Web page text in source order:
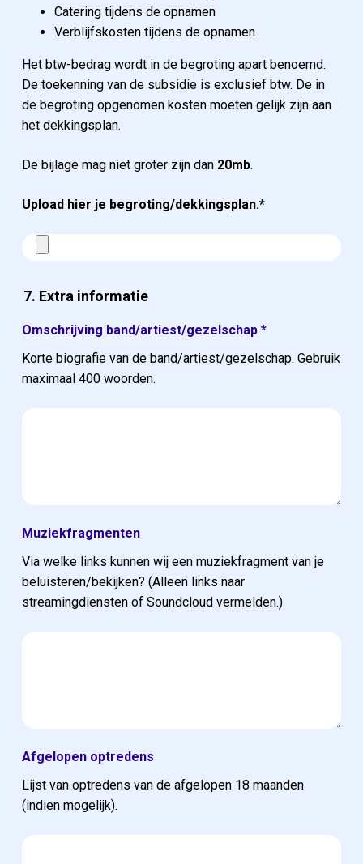
Catering tijdens de opnamen
Verblijfskosten tijdens de opnamen
Het btw-bedrag wordt in de begroting apart benoemd.
De toekenning van de subsidie is exclusief btw. De in
de begroting opgenomen kosten moeten gelijk zijn aan
het dekkingsplan.
De bijlage mag niet groter zijn dan 20mb.
Upload hier je begroting/dekkingsplan.*
7. Extra informatie
Omschrijving band/artiest/gezelschap *
Korte biografie van de band/artiest/gezelschap. Gebruik
maximaal 400 woorden.
Muziekfragmenten
Via welke links kunnen wij een muziekfragment van je
beluisteren/bekijken? (Alleen links naar
streamingdiensten of Soundcloud vermelden.)
Afgelopen optredens
Lijst van optredens van de afgelopen 18 maanden
(indien mogelijk).